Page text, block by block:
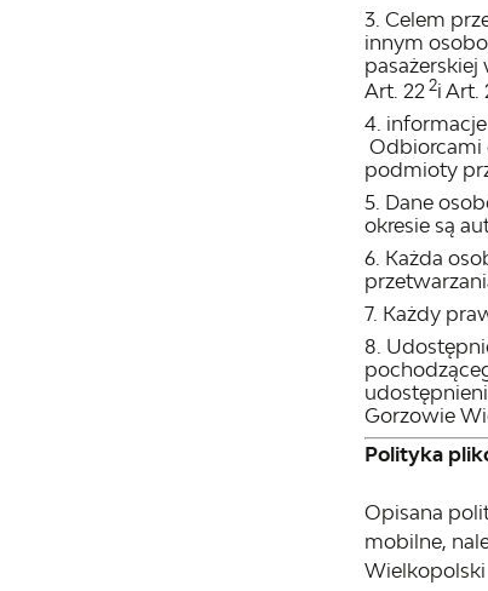
Celem
innym
Art. 22 2i Art.
Odbiorcami
podmioty
Dane
okresie są
Każda
Każdy
Gorzowie
Polityka
Opisana
mobilne,
Wielkopolski